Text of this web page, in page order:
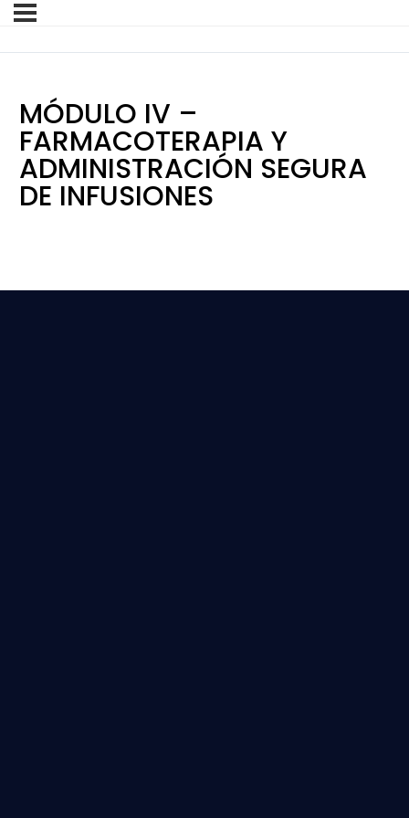
MÓDULO IV –
FARMACOTERAPIA Y
ADMINISTRACIÓN SEGURA
DE INFUSIONES